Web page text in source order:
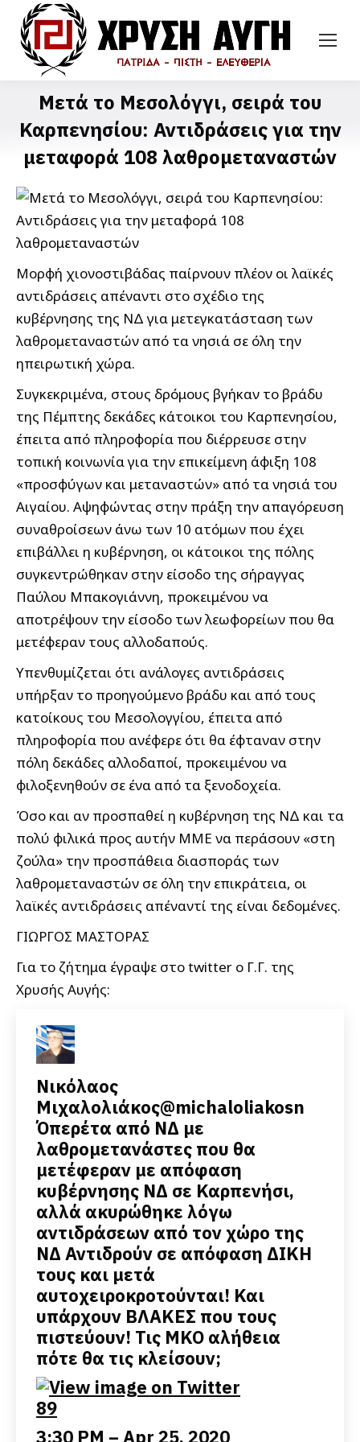
Μετά το Μεσολόγγι, σειρά του
Καρπενησίου: Αντιδράσεις για την
μεταφορά 108 λαθρομεταναστών
Μορφή χιονοστιβάδας παίρνουν πλέον οι λαϊκές
αντιδράσεις απέναντι στο σχέδιο της
κυβέρνησης της ΝΔ για μετεγκατάσταση των
λαθρομεταναστών από τα νησιά σε όλη την
ηπειρωτική χώρα.
Συγκεκριμένα, στους δρόμους βγήκαν το βράδυ
της Πέμπτης δεκάδες κάτοικοι του Καρπενησίου,
έπειτα από πληροφορία που διέρρευσε στην
τοπική κοινωνία για την επικείμενη άφιξη 108
«προσφύγων και μεταναστών» από τα νησιά του
Αιγαίου. Αψηφώντας στην πράξη την απαγόρευση
συναθροίσεων άνω των 10 ατόμων που έχει
επιβάλλει η κυβέρνηση, οι κάτοικοι της πόλης
συγκεντρώθηκαν στην είσοδο της σήραγγας
Παύλου Μπακογιάννη, προκειμένου να
αποτρέψουν την είσοδο των λεωφορείων που θα
μετέφεραν τους αλλοδαπούς.
Υπενθυμίζεται ότι ανάλογες αντιδράσεις
υπήρξαν το προηγούμενο βράδυ και από τους
κατοίκους του Μεσολογγίου, έπειτα από
πληροφορία που ανέφερε ότι θα έφταναν στην
πόλη δεκάδες αλλοδαποί, προκειμένου να
φιλοξενηθούν σε ένα από τα ξενοδοχεία.
Όσο και αν προσπαθεί η κυβέρνηση της ΝΔ και τα
πολύ φιλικά προς αυτήν ΜΜΕ να περάσουν «στη
ζούλα» την προσπάθεια διασποράς των
λαθρομεταναστών σε όλη την επικράτεια, οι
λαϊκές αντιδράσεις απέναντί της είναι δεδομένες.
ΓΙΩΡΓΟΣ ΜΑΣΤΟΡΑΣ
Για το ζήτημα έγραψε στο twitter ο Γ.Γ. της
Χρυσής Αυγής:
Νικόλαος
Μιχαλολιάκος@michaloliakosn
Όπερέτα από ΝΔ με
λαθρομετανάστες που θα
μετέφεραν με απόφαση
κυβέρνησης ΝΔ σε Καρπενήσι,
αλλά ακυρώθηκε λόγω
αντιδράσεων από τον χώρο της
ΝΔ Αντιδρούν σε απόφαση ΔΙΚΗ
τους και μετά
αυτοχειροκροτούνται! Και
υπάρχουν ΒΛΑΚΕΣ που τους
πιστεύουν! Τις ΜΚΟ αλήθεια
πότε θα τις κλείσουν;
89
3:30 PM – Apr 25, 2020